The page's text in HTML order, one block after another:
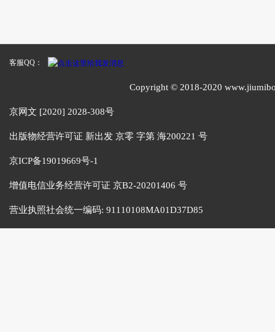
客服QQ：
Copyright © 2018-2020
京网文 [2020] 2028-308号
出版物经营许可证 新出发 京零 字第 海200221 号
京ICP备19019669号-1
增值电信业务经营许可证 京B2-20201406 号
营业执照社会统一编码: 91110108MA01D37D85